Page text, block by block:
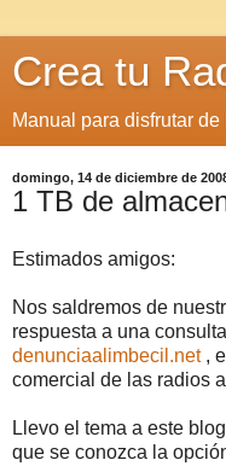
Crea tu
Manual para disfrutar
domingo, 14 de diciembre de
1 TB de
Estimados amigos:
Nos saldremos de
respuesta a una
denunciaalimbecil.net,
comercial de las radios
Llevo el tema a este
que se conozca la